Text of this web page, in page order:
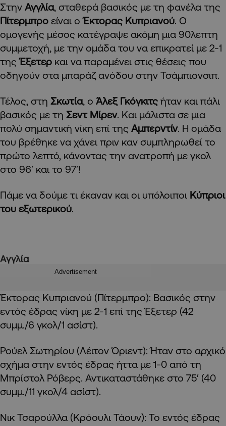
Στην Αγγλία, σταθερά βασικός με τη φανέλα της
Πίτερμπρο είναι οΈκτορας Κυπριανού . Ο
ομογενής μέσος κατέγραψε ακόμη μια 90λεπτη
συμμετοχή, με την ομάδα του να επικρατεί με 2-1
τηςΈξετερ και να παραμένει στις θέσεις που
οδηγούν στα μπαράζ ανόδου στην Τσάμπιονσιπ.
Τέλος, στη Σκωτία, ο Άλεξ Γκόγκιτς ήταν και πάλι
βασικός με τη Σεντ Μίρεν. Και μάλιστα σε μια
πολύ σημαντική νίκη επί της Αμπερντίν. Η ομάδα
του βρέθηκε να χάνει πριν καν συμπληρωθεί το
πρώτο λεπτό, κάνοντας την ανατροπή με γκολ
στο 96′ και το 97′!
Πάμε να δούμε τι έκαναν και οι υπόλοιποι Κύπριοι
του εξωτερικού
Aγγλία
Advertisement
Έκτορας Κυπριανού (Πίτερμπρο): Βασικός στην
εντός έδρας νίκη με 2-1 επί της Έξετερ (42
συμμ./6 γκολ/1 ασίστ).
Ρούελ Σωτηρίου (Λέιτον Όριεντ): Ήταν στο αρχικό
σχήμα στην εντός έδρας ήττα με 1-0 από τη
Μπρίστολ Ρόβερς. Αντικαταστάθηκε στο 75′ (40
συμμ./11 γκολ/4 ασίστ).
Νικ Τσαρούλλα (Κρόουλι Τάουν): Το εντός έδρας